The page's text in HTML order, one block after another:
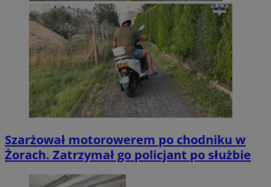
Szarżował motorowerem po chodniku w
Żorach. Zatrzymał go policjant po służbie